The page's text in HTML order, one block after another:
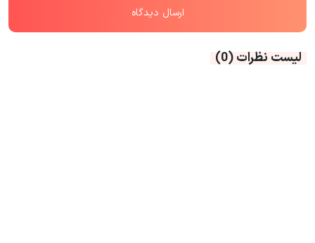
لیست نظرات(0)